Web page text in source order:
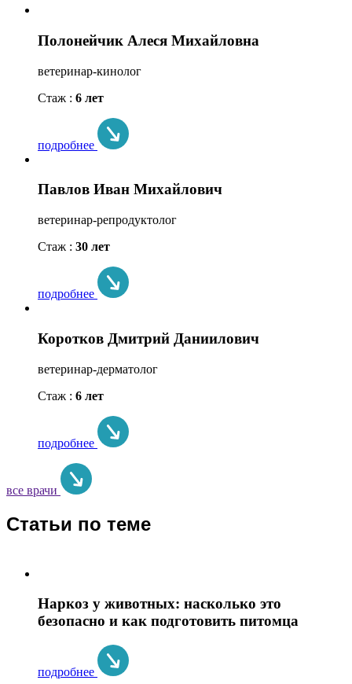
Полонейчик Алеся Михайловна
ветеринар-кинолог
Стаж : 6 лет
подробнее
Павлов Иван Михайлович
ветеринар-репродуктолог
Стаж : 30 лет
подробнее
Коротков Дмитрий Даниилович
ветеринар-дерматолог
Стаж : 6 лет
подробнее
все врачи
Статьи по теме
Наркоз у животных: насколько это
безопасно и как подготовить питомца
подробнее